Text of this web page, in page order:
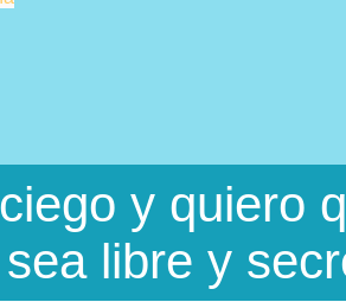
y quiero
libre y